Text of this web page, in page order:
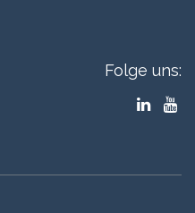
Folge uns: